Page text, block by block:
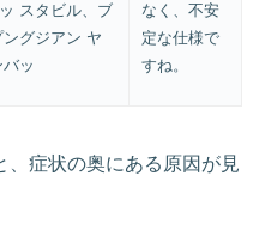
スタビル、ブ
ングジアン ヤ
ッ
なく、不安
定な仕様で
すね。
、症状の奥にある原因が見